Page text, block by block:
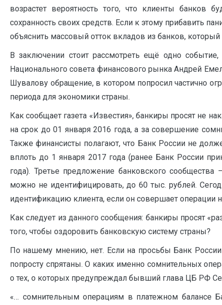
возрастет вероятность того, что клиенты банков
сохранность своих средств. Если к этому прибавить
объяснить массовый отток вкладов из банков,
В заключении стоит рассмотреть ещё одно
Национального совета финансового рынка Андрей
Шувалову обращение, в котором попросил частично
периода для экономики страны.
Как сообщает газета «Известия», банкиры просят не
на срок до 01 января 2016 года, а за совершение
Также финансисты полагают, что Банк России не
вплоть до 1 января 2017 года (ранее Банк России
года). Третье предложение банковского
можно не идентифицировать, до 60 тыс. рублей.
идентификацию клиента, если он совершает операции
Как следует из данного сообщения: банкиры просят
того, чтобы оздоровить банковскую систему страны?
По нашему мнению, нет. Если на просьбы Банк
попросту спрятаны. О каких именно сомнительных
о тех, о которых предупреждал бывший глава ЦБ РФ
«… сомнительным операциям в платежном балансе